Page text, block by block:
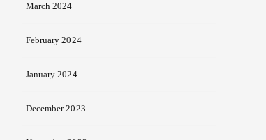
March 2024
February 2024
January 2024
December 2023